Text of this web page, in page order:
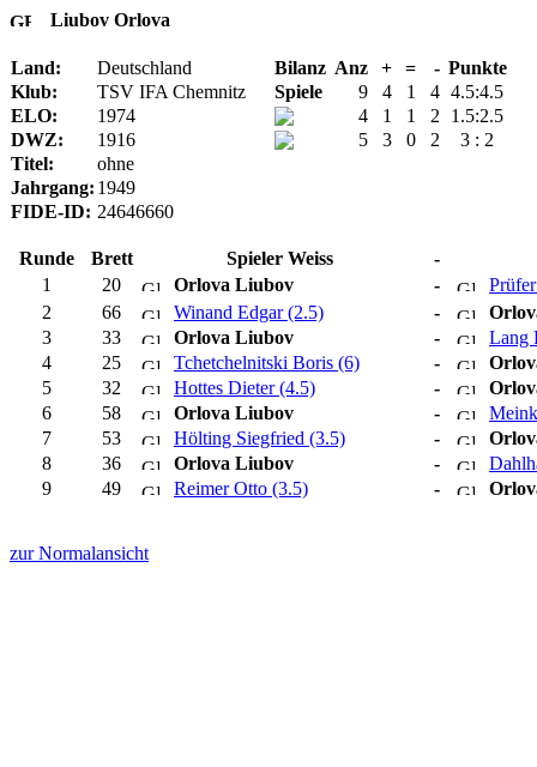
Liubov Orlova
Land: Deutschland Bilanz Anz + = - Punkte
Klub:
TSV IFA Chemnitz Spiele 9 4 1 4 4.5:4.5
ELO:
1974 4 1 1 2
1.5:2.5
DWZ:
1916 5 3 0 2
3 : 2
Titel:
ohne
Jahrgang: 1949
FIDE-ID: 24646660
Runde Brett Spieler Weiss
-
1
20 Orlova Liubov -
2
66 Winand Edgar (2.5) -
3
33 Orlova Liubov -
Lang
4
25 Tchetchelnitski Boris (6) -
5
32 Hottes Dieter (4.5) -
6
58 Orlova Liubov -
7
53 Hölting Siegfried (3.5) -
8
36 Orlova Liubov -
9
49 Reimer Otto (3.5) -
zur Normalansicht